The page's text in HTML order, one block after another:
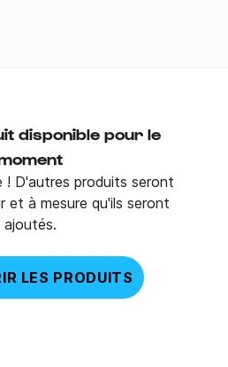
disponible pour le
! D'autres produits seront
et à mesure qu'ils seront
ajoutés.
LES PRODUITS